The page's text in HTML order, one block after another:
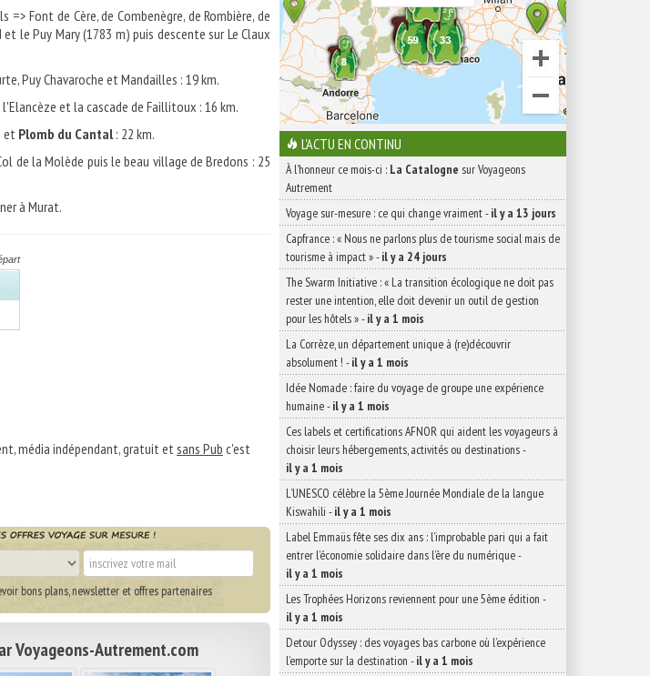
=> Font de Cère, de Combenègre, de Rombière, de
le Puy Mary (1783 m) puis descente sur Le Claux
Puy Chavaroche et Mandailles : 19 km.
l'Elancèze et la cascade de Faillitoux : 16 km.
et Plomb du Cantal: 22 km.
de la Molède puis le beau village de Bredons : 25
à Murat.
média indépendant, gratuit etsans Pub c'est
bons plans, newsletter et offres partenaires
Voyageons-Autrement.com
L'ACTU EN CONTINU
À l'honneur ce mois-ci : La Catalogne sur Voyageons
Autrement
Voyage sur-mesure : ce qui change vraiment-il y a 13 jours
Capfrance : « Nous ne parlons plus de tourisme social mais de
tourisme à impact »-il y a 24 jours
The Swarm Initiative : « La transition écologique ne doit pas
rester une intention, elle doit devenir un outil de gestion
pour les hôtels »-il y a 1 mois
La Corrèze, un département unique à (re)découvrir
absolument ! -il y a 1 mois
Idée Nomade : faire du voyage de groupe une expérience
humaine-il y a 1 mois
Ces labels et certifications AFNOR qui aident les voyageurs à
choisir leurs hébergements, activités ou destinations-
il y a 1 mois
L’UNESCO célèbre la 5ème Journée Mondiale de la langue
Kiswahili -il y a 1 mois
Label Emmaüs fête ses dix ans : l’improbable pari qui a fait
entrer l’économie solidaire dans l’ère du numérique-
il y a 1 mois
Les Trophées Horizons reviennent pour une 5ème édition -
il y a 1 mois
Detour Odyssey : des voyages bas carbone où l’expérience
l’emporte sur la destination -il y a 1 mois